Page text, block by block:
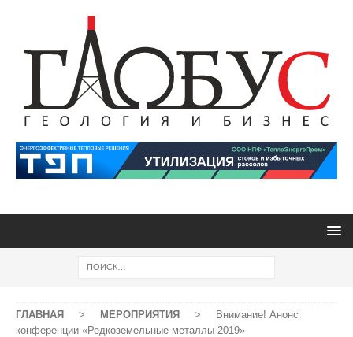
ГЛАВНАЯ > МЕРОПРИЯТИЯ >
Внимание! Анонс
конференции «Редкоземельные металлы 2019»